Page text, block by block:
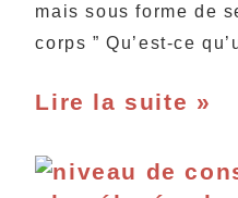
mais sous forme de
corps ” Qu’est-ce
Lire la suite »